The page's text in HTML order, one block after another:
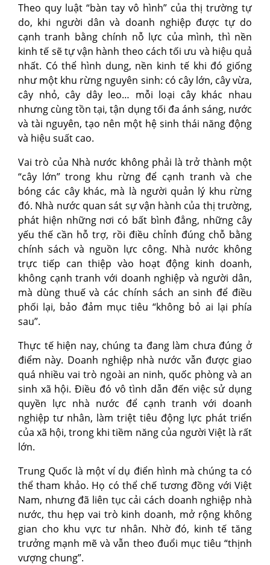
Theo quy luật “bàn tay vô hình” của thị trường tự
do, khi người dân và doanh nghiệp được tự do
cạnh tranh bằng chính nỗ lực của mình, thì nền
kinh tế sẽ tự vận hành theo cách tối ưu và hiệu quả
nhất. Có thể hình dung, nền kinh tế khi đó giống
như một khu rừng nguyên sinh: có cây lớn, cây vừa,
cây nhỏ, cây dây leo… mỗi loại cây khác nhau
nhưng cùng tồn tại, tận dụng tối đa ánh sáng, nước
và tài nguyên, tạo nên một hệ sinh thái năng động
và hiệu suất cao.
Vai trò của Nhà nước không phải là trở thành một
“cây lớn” trong khu rừng để cạnh tranh và che
bóng các cây khác, mà là người quản lý khu rừng
đó. Nhà nước quan sát sự vận hành của thị trường,
phát hiện những nơi có bất bình đẳng, những cây
yếu thế cần hỗ trợ, rồi điều chỉnh đúng chỗ bằng
chính sách và nguồn lực công. Nhà nước không
trực tiếp can thiệp vào hoạt động kinh doanh,
không cạnh tranh với doanh nghiệp và người dân,
mà dùng thuế và các chính sách an sinh để điều
phối lại, bảo đảm mục tiêu “không bỏ ai lại phía
sau”.
Thực tế hiện nay, chúng ta đang làm chưa đúng ở
điểm này. Doanh nghiệp nhà nước vẫn được giao
quá nhiều vai trò ngoài an ninh, quốc phòng và an
sinh xã hội. Điều đó vô tình dẫn đến việc sử dụng
quyền lực nhà nước để cạnh tranh với doanh
nghiệp tư nhân, làm triệt tiêu động lực phát triển
của xã hội, trong khi tiềm năng của người Việt là rất
lớn.
Trung Quốc là một ví dụ điển hình mà chúng ta có
thể tham khảo. Họ có thể chế tương đồng với Việt
Nam, nhưng đã liên tục cải cách doanh nghiệp nhà
nước, thu hẹp vai trò kinh doanh, mở rộng không
gian cho khu vực tư nhân. Nhờ đó, kinh tế tăng
trưởng mạnh mẽ và vẫn theo đuổi mục tiêu “thịnh
vượng chung”.